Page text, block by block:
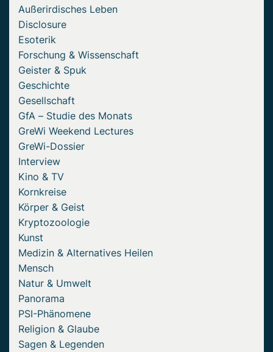
Außerirdisches Leben
Disclosure
Esoterik
Forschung & Wissenschaft
Geister & Spuk
Geschichte
Gesellschaft
GfA – Studie des Monats
GreWi Weekend Lectures
GreWi-Dossier
Interview
Kino & TV
Kornkreise
Körper & Geist
Kryptozoologie
Kunst
Medizin & Alternatives Heilen
Mensch
Natur & Umwelt
Panorama
PSI-Phänomene
Religion & Glaube
Sagen & Legenden